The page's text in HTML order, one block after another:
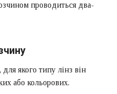
проводиться два-
якого типу лінз він
або кольорових.